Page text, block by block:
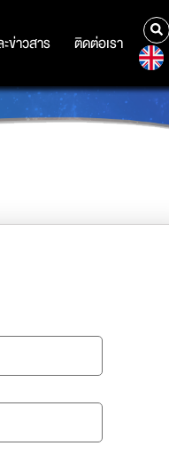
ะข่าวสาร ติดต่อเรา
ข่าวสาร ติดต่อเรา